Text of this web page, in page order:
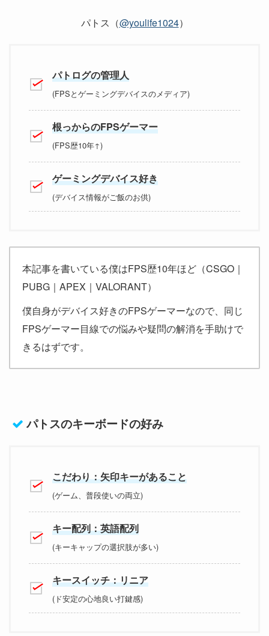
パトス（@youlife1024）
パトログの管理人
(FPSとゲーミングデバイスのメディア)
根っからのFPSゲーマー
(FPS歴10年↑)
ゲーミングデバイス好き
(デバイス情報がご飯のお供)
本記事を書いている僕はFPS歴10年ほど（CSGO｜
PUBG｜APEX｜VALORANT）
僕自身がデバイス好きのFPSゲーマーなので、同じ
FPSゲーマー目線での悩みや疑問の解消を手助けで
きるはずです。
パトスのキーボードの好み
こだわり：矢印キーがあること
(ゲーム、普段使いの両立)
キー配列：英語配列
(キーキャップの選択肢が多い)
キースイッチ：リニア
(ド安定の心地良い打鍵感)